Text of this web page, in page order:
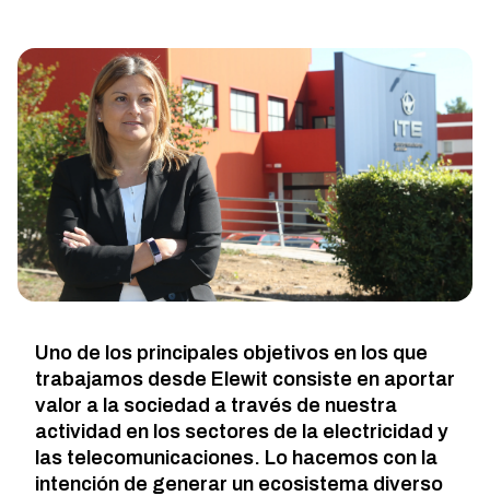
Uno de los principales objetivos en los que
trabajamos desde Elewit consiste en aportar
valor a la sociedad a través de nuestra
actividad en los sectores de la electricidad y
las telecomunicaciones. Lo hacemos con la
intención de generar un ecosistema diverso